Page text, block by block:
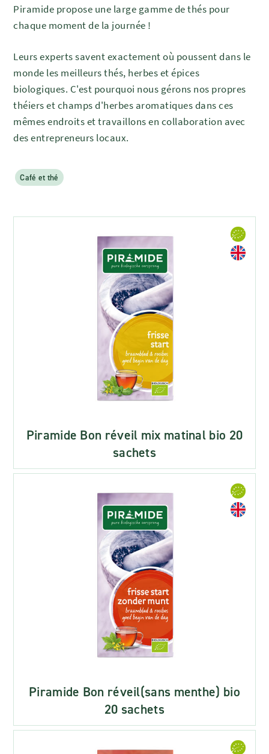
Piramide propose une large gamme de thés pour
chaque moment de la journée !
Leurs experts savent exactement où poussent dans le
monde les meilleurs thés, herbes et épices
biologiques. C'est pourquoi nous gérons nos propres
théiers et champs d'herbes aromatiques dans ces
mêmes endroits et travaillons en collaboration avec
des entrepreneurs locaux.
Café et thé
Piramide Bon réveil mix matinal bio 20
sachets
Piramide Bon réveil(sans menthe) bio
20 sachets